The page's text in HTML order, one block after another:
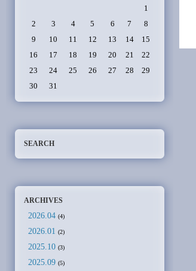
1
2
3 4 5 6 7
8
9
10 11 12 13 14
15
16
17 18 19 20 21
22
23
24 25 26 27 28
29
30
31
SEARCH
ARCHIVES
2026.04 (4)
2026.01 (2)
2025.10 (3)
2025.09 (5)